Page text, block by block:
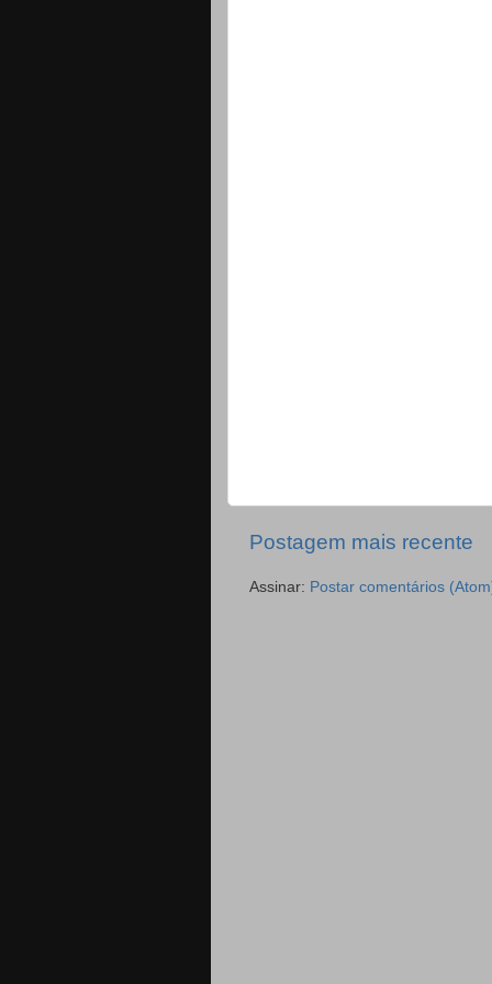
Postagem mais recente
Assinar: Postar comentários